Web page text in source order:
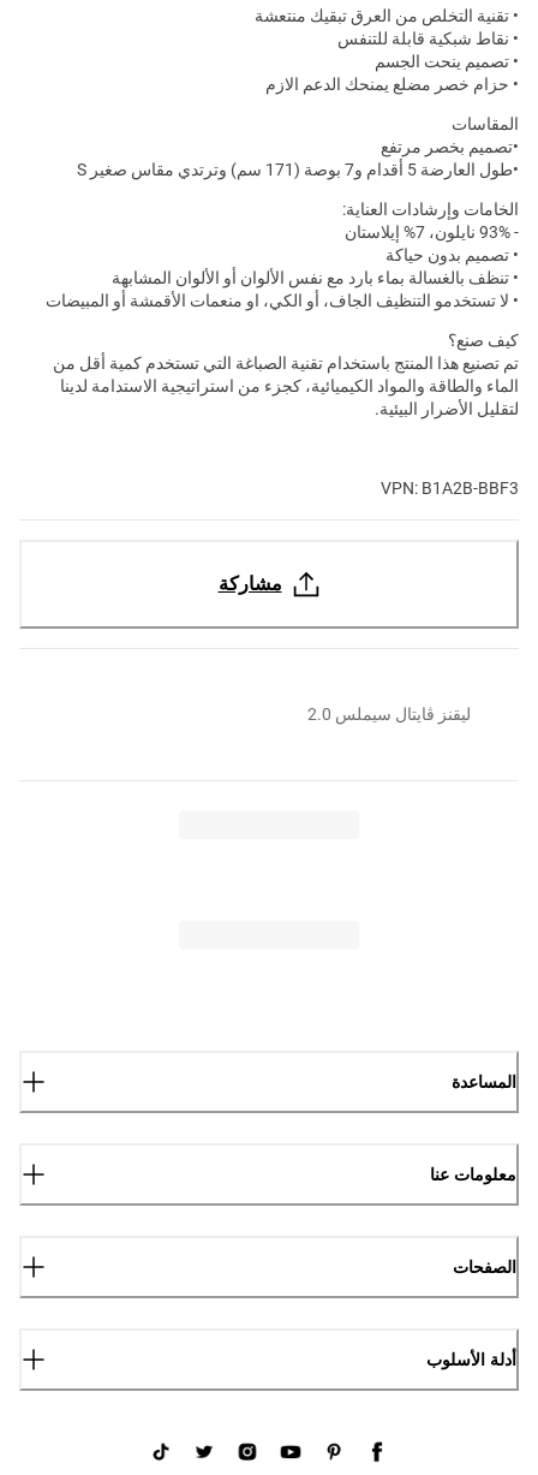
• تقنية التخلص من العرق تبقيك منتعشة
• نقاط شبكية قابلة للتنفس
• تصميم ينحت الجسم
• حزام خصر مضلع يمنحك الدعم الازم
المقاسات
•تصميم بخصر مرتفع
•طول العارضة 5 أقدام و7 بوصة (171 سم) وترتدي مقاس صغير S
الخامات وإرشادات العناية:
- 93% نايلون، 7% إيلاستان
• تصميم بدون حياكة
• تنظف بالغسالة بماء بارد مع نفس الألوان أو الألوان المشابهة
• لا تستخدمو التنظيف الجاف، أو الكي، او منعمات الأقمشة أو المبيضات
كيف صنع؟
تم تصنيع هذا المنتج باستخدام تقنية الصباغة التي تستخدم كمية أقل من
الماء والطاقة والمواد الكيميائية، كجزء من استراتيجية الاستدامة لدينا
لتقليل الأضرار البيئية.
VPN: B1A2B-BBF3
مشاركة
ليقنز ڤايتال سيملس 2.0
المساعدة
معلومات عنا
الصفحات
أدلة الأسلوب